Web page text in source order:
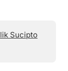
Sucipto